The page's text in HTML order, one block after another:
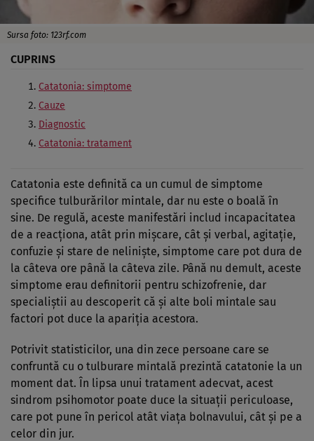
Sursa foto: 123rf.com
CUPRINS
Catatonia: simptome
Cauze
Diagnostic
Catatonia: tratament
Catatonia este definită ca un cumul de simptome
specifice tulburărilor mintale, dar nu este o boală în
sine. De regulă, aceste manifestări includ incapacitatea
de a reacţiona, atât prin mişcare, cât şi verbal, agitaţie,
confuzie şi stare de nelinişte, simptome care pot dura de
la câteva ore până la câteva zile. Până nu demult, aceste
simptome erau definitorii pentru schizofrenie, dar
specialiştii au descoperit că şi alte boli mintale sau
factori pot duce la apariţia acestora.
Potrivit statisticilor, una din zece persoane care se
confruntă cu o tulburare mintală prezintă catatonie la un
moment dat. În lipsa unui tratament adecvat, acest
sindrom psihomotor poate duce la situaţii periculoase,
care pot pune în pericol atât viaţa bolnavului, cât şi pe a
celor din jur.